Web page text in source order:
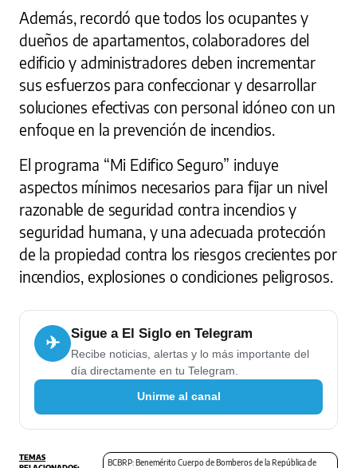
Además, recordó que todos los ocupantes y
dueños de apartamentos, colaboradores del
edificio y administradores deben incrementar
sus esfuerzos para confeccionar y desarrollar
soluciones efectivas con personal idóneo con un
enfoque en la prevención de incendios.
El programa “Mi Edifico Seguro” incluye
aspectos mínimos necesarios para fijar un nivel
razonable de seguridad contra incendios y
seguridad humana, y una adecuada protección
de la propiedad contra los riesgos crecientes por
incendios, explosiones o condiciones peligrosos.
✈ Sigue a El Siglo en Telegram
Recibe noticias, alertas y lo más importante del
día directamente en tu Telegram.
Unirme al canal
BCBRP: Benemérito Cuerpo de Bomberos de la República de